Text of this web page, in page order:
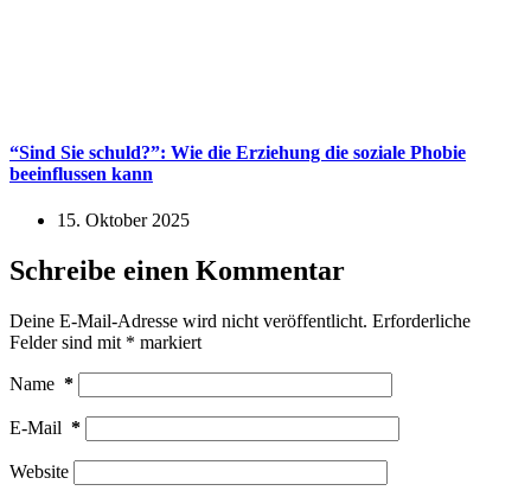
“Sind Sie schuld?”: Wie die Erziehung die soziale Phobie
beeinflussen kann
15. Oktober 2025
Schreibe einen Kommentar
Deine E-Mail-Adresse wird nicht veröffentlicht. Erforderliche
Felder sind mit * markiert
Name *
E-Mail *
Website